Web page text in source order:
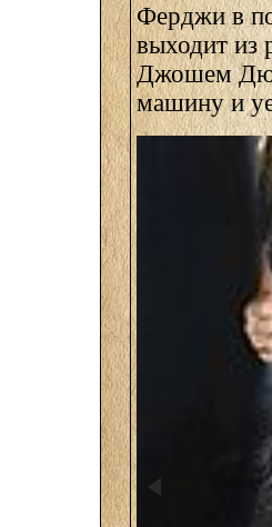
Ферджи в
выходит из
Джошем
машину и